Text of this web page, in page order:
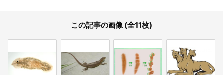
この記事の画像 (全11枚)